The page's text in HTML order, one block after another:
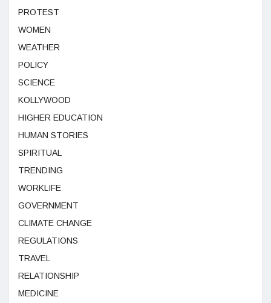
PROTEST
WOMEN
WEATHER
POLICY
SCIENCE
KOLLYWOOD
HIGHER EDUCATION
HUMAN STORIES
SPIRITUAL
TRENDING
WORKLIFE
GOVERNMENT
CLIMATE CHANGE
REGULATIONS
TRAVEL
RELATIONSHIP
MEDICINE